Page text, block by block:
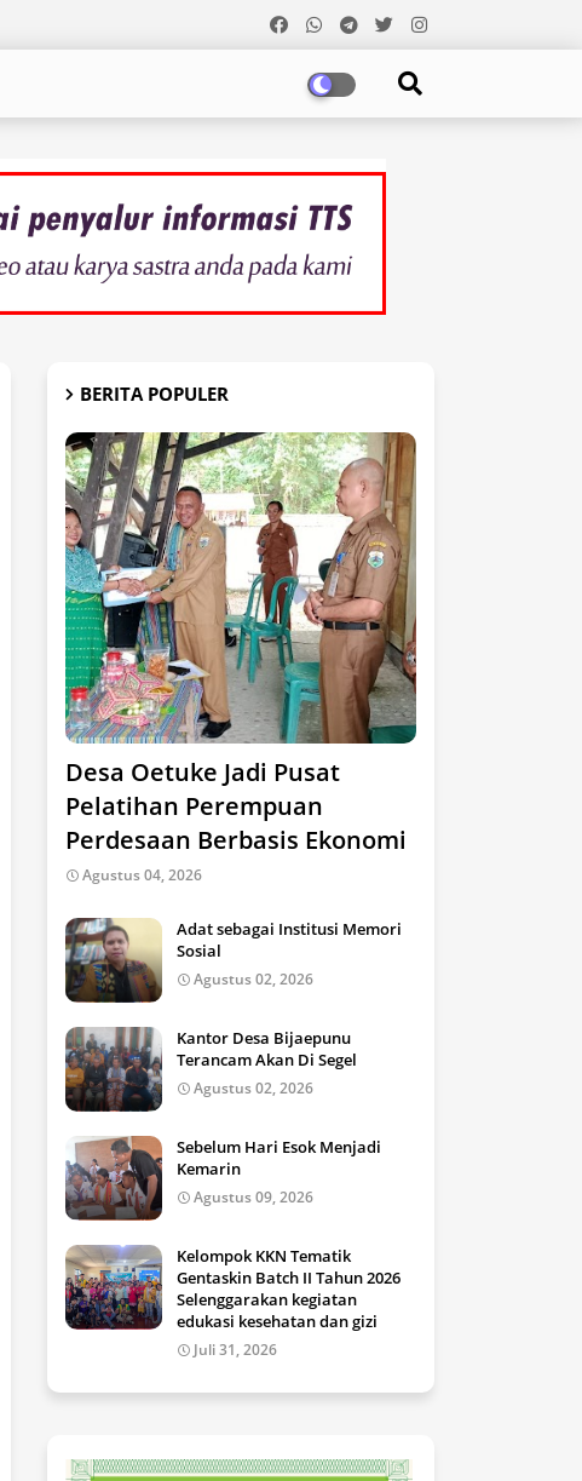
BERITA POPULER
Desa Oetuke Jadi Pusat
Pelatihan Perempuan
Perdesaan Berbasis Ekonomi
Agustus 04, 2026
Adat sebagai Institusi Memori
Sosial
Agustus 02, 2026
Kantor Desa Bijaepunu
Terancam Akan Di Segel
Agustus 02, 2026
Sebelum Hari Esok Menjadi
Kemarin
Agustus 09, 2026
Kelompok KKN Tematik
Gentaskin Batch II Tahun 2026
Selenggarakan kegiatan
edukasi kesehatan dan gizi
Juli 31, 2026